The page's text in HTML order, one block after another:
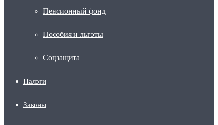
Пенсионный фонд
Пособия и льготы
Соцзащита
Налоги
Законы